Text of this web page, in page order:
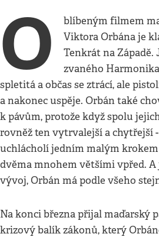
O
blíbeným filmem
Viktora Orbána je
Tenkrát na Západě.
zvaného
spletitá a občas se ztrácí, ale
a nakonec uspěje. Orbán také
k pávům, protože když spolu
rovněž ten vytrvalejší a chytřejší
uchlácholí jedním malým krokem
dvěma mnohem většími vpřed.
vývoj, Orbán má podle všeho
Na konci března přijal maďarský
krizový balík zákonů, který